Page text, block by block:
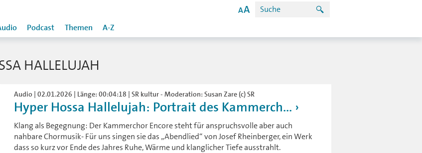
Podcast Themen A-Z
HALLELUJAH
Audio | 02.01.2026 | Länge: 00:04:18 | SR kultur - Moderation: Susan Zare (c) SR
Hyper Hossa Hallelujah: Portrait des Kammerch...
Klang als Begegnung: Der Kammerchor Encore steht für anspruchsvolle aber auch
nahbare Chormusik- Für uns singen sie das „Abendlied“ von Josef Rheinberger, ein Werk
dass so kurz vor Ende des Jahres Ruhe, Wärme und klanglicher Tiefe ausstrahlt.